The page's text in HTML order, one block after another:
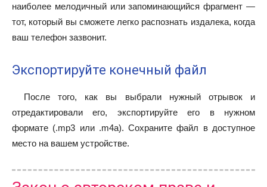
наиболее мелодичный или запоминающийся фрагмент —
тот, который вы сможете легко распознать издалека, когда
ваш телефон зазвонит.
Экспортируйте конечный файл
После того, как вы выбрали нужный отрывок и
отредактировали его, экспортируйте его в нужном
формате (.mp3 или .m4a). Сохраните файл в доступное
место на вашем устройстве.